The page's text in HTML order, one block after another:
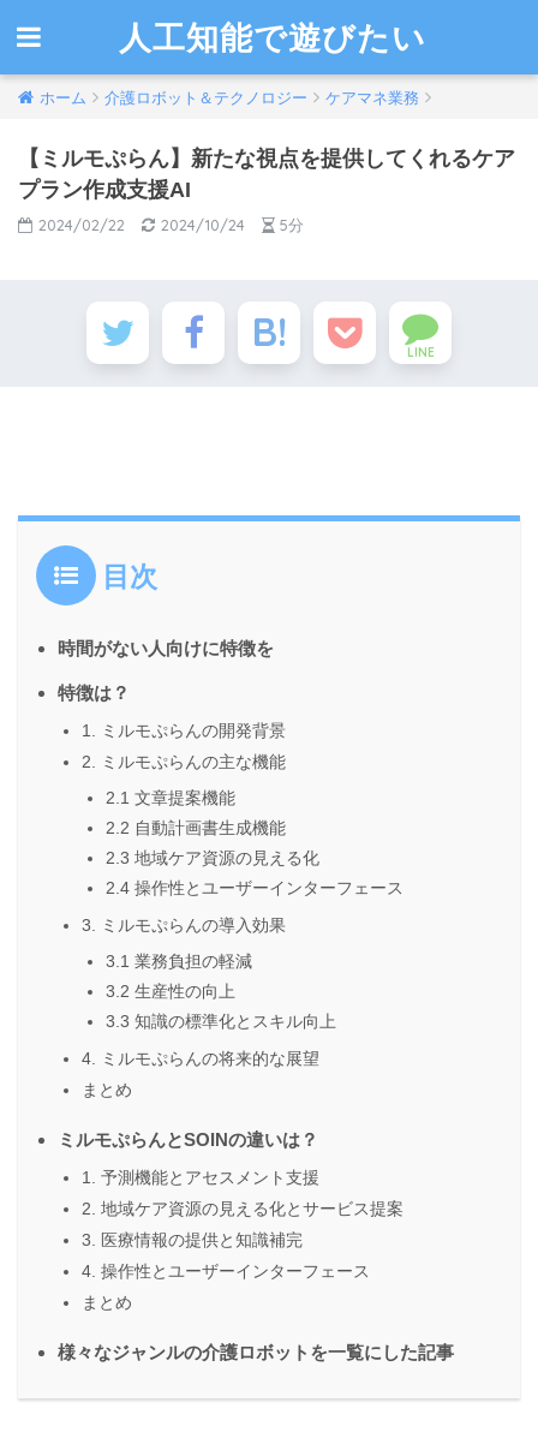
人工知能で遊びたい
ホーム 介護ロボット＆テクノロジー ケアマネ業務
【ミルモぷらん】新たな視点を提供してくれるケア
プラン作成支援AI
2024/02/22 2024/10/24 5分
LINE
目次
時間がない人向けに特徴を
特徴は？
1. ミルモぷらんの開発背景
2. ミルモぷらんの主な機能
2.1 文章提案機能
2.2 自動計画書生成機能
2.3 地域ケア資源の見える化
2.4 操作性とユーザーインターフェース
3. ミルモぷらんの導入効果
3.1 業務負担の軽減
3.2 生産性の向上
3.3 知識の標準化とスキル向上
4. ミルモぷらんの将来的な展望
まとめ
ミルモぷらんとSOINの違いは？
1. 予測機能とアセスメント支援
2. 地域ケア資源の見える化とサービス提案
3. 医療情報の提供と知識補完
4. 操作性とユーザーインターフェース
まとめ
様々なジャンルの介護ロボットを一覧にした記事